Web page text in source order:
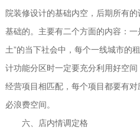
院装修设计的基础内空，后期所有
基础的。主要有二个方面的内容：
土”的当下社会中，每个一线城市的
计功能分区时一定要充分利用好空
经营项目相匹配，每个项目都要有
必浪费空间。
六、店内情调定格